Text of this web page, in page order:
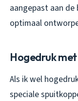
aangepast aan
optimaal
Hogedruk
Als ik wel
speciale